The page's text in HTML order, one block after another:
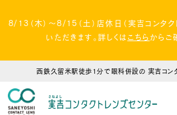
8/13（木）～8/15（土）店休日（実吉コンタク
いただきます。詳しくは こちら からご
西鉄久留米駅徒歩1分で眼科併設の 実吉コン